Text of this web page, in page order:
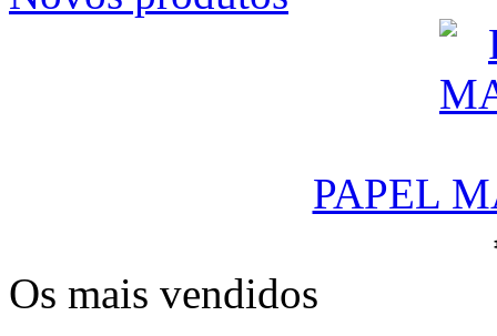
PAPEL
Os mais vendidos